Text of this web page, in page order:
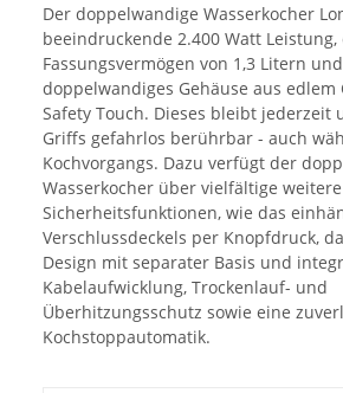
Der doppelwandige Wasserkocher
beeindruckende 2.400 Watt Leistung,
Fassungsvermögen von 1,3 Litern
doppelwandiges Gehäuse aus
Safety Touch. Dieses bleibt jederzeit
Griffs gefahrlos berührbar - auch
Kochvorgangs. Dazu verfügt der
Wasserkocher über vielfältige
Sicherheitsfunktionen, wie das
Verschlussdeckels per Knopfdruck,
Design mit separater Basis und
Kabelaufwicklung, Trockenlauf- und
Überhitzungsschutz sowie eine
Kochstoppautomatik.